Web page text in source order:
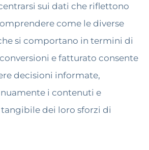
sui dati che riflettono
come le diverse
si comportano in termini di
e fatturato consente
decisioni informate,
i contenuti e
tangibile dei loro sforzi di